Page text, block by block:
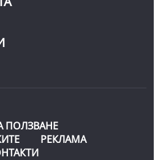
ПОЛЗВАНЕ
РЕКЛАМА